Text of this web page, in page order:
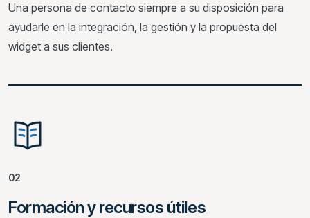
Una persona de contacto siempre a su disposición para
ayudarle en la integración, la gestión y la propuesta del
widget a sus clientes.
02
Formación y recursos útiles